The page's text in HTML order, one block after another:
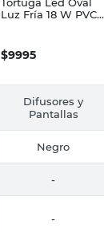
Luz Fría 18 W PVC
$9995
Difusores y
Pantallas
Negro
-
-